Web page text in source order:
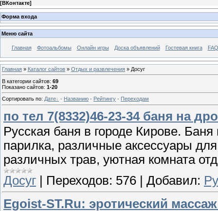
[ВКонтакте]
Форма входа
Меню сайта
Главная Фотоальбомы Онлайн игры Доска объявлений Гостевая книга
Главная » Каталог сайтов » Отдых и развлечения » Досуг
В категории сайтов: 69
Показано сайтов: 1-20
Сортировать по: Дате · Названию · Рейтингу · Переходам
по тел 7(8332)46-23-34 баня на
Русская баня в городе Кирове.
парилка, различные аксессуары
различных трав, уютная комната
Досуг
Переходов: 576 Добавил:
Egoist-ST.Ru: эротический